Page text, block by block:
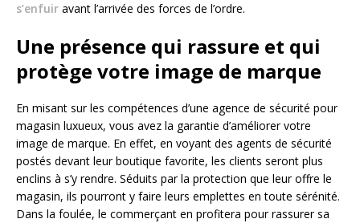
s’enfuir avant l’arrivée des forces de l’ordre.
Une présence qui rassure et qui
protège votre image de marque
En misant sur les compétences d’une agence de sécurité pour
magasin luxueux, vous avez la garantie d’améliorer votre
image de marque. En effet, en voyant des agents de sécurité
postés devant leur boutique favorite, les clients seront plus
enclins à s’y rendre. Séduits par la protection que leur offre le
magasin, ils pourront y faire leurs emplettes en toute sérénité.
Dans la foulée, le commerçant en profitera pour rassurer sa